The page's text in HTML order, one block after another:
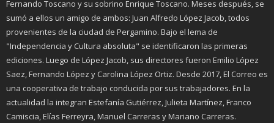
Fernando Toscano y su sobrino Enrique Toscano. Meses después, se
sumó a ellos un amigo de ambos: Juan Alfredo López Jacob, todos
provenientes de la ciudad de Pergamino. Bajo el lema de
"Independencia y Cultura absoluta" se identificaron las primeras
ediciones. Luego de López Jacob, sus directores fueron Emilio López
Saez, Fernando López y Carolina López Ortiz. Desde 2017, El Correo es
una cooperativa de trabajo conducida por sus trabajadores. En la
actualidad la integran Estefanía Gutiérrez, Julieta Martínez, Franco
Camiscia, Elías Ferreyra, Manuel Carreras y Mariano Carreras.